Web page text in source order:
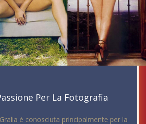
Per La Fotografia
è conosciuta principalmente per la